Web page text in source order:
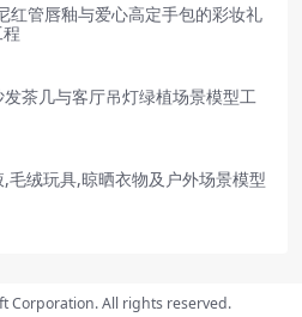
红管唇釉与爱心高定手包的彩妆礼
茶几与客厅吊灯绿植场景模型工
毛绒玩具,晾晒衣物及户外场景模型
Corporation. All rights reserved.